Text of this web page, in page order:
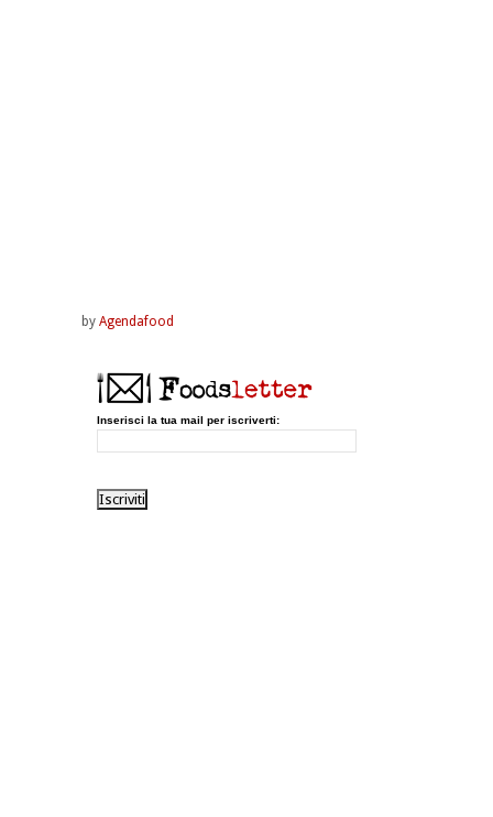
by Agendafood
Inserisci la tua mail per iscriverti: